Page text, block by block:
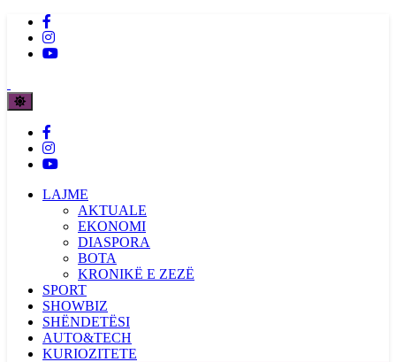
LAJME
AKTUALE
EKONOMI
DIASPORA
BOTA
KRONIKË E ZEZË
SPORT
SHOWBIZ
SHËNDETËSI
AUTO&TECH
KURIOZITETE